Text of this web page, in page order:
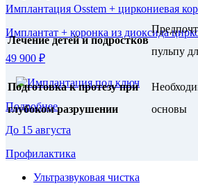
Имплантация Osstem + циркониевая
Имплантат + коронка из диоксида
49 900 ₽
Подробнее
До 15 августа
Профилактика
Ультразвуковая чистка
Лечение детей и подростков
пульпу
Подготовка к протезу при
глубоком разрушении
основы